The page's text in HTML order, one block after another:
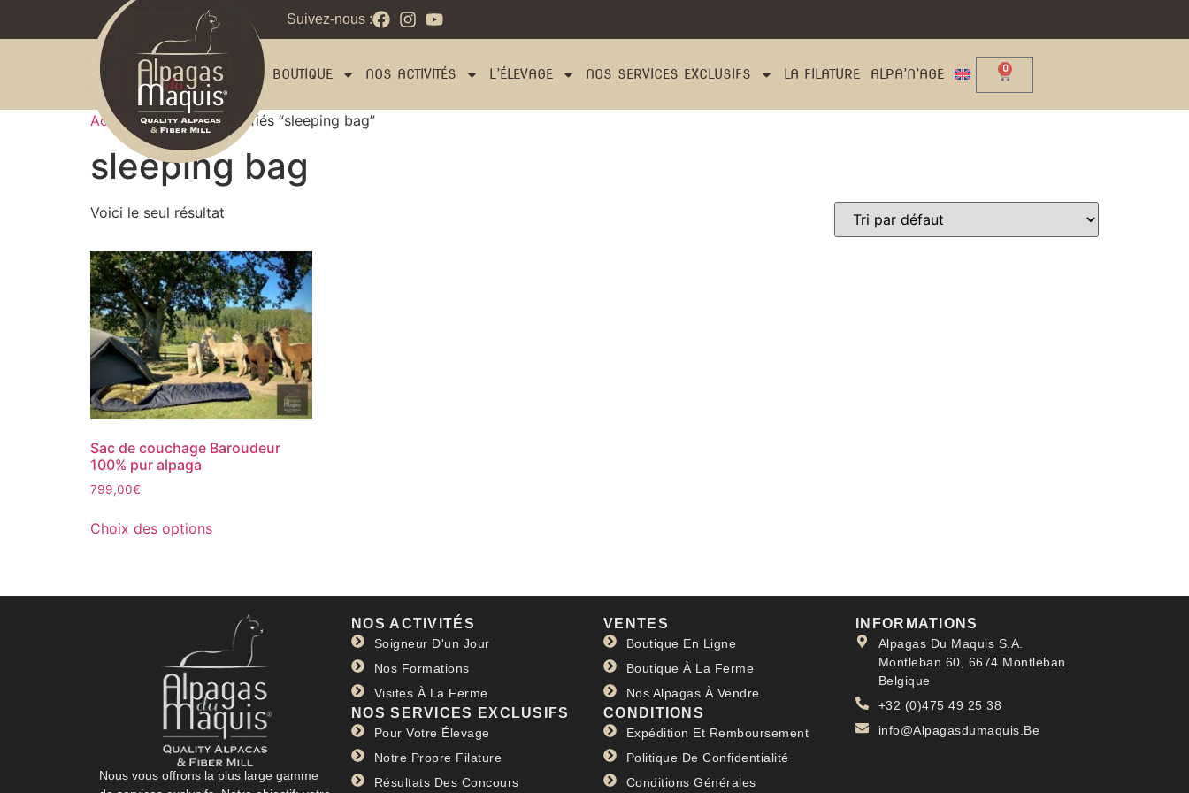
Suivez-nous :
BOUTIQUE NOS ACTIVITÉS L’ÉLEVAGE NOS SERVICES EXCLUSIFS LA FILATURE ALPA’N’AGE 0
Accueil / Produits identifiés “sleeping bag”
sleeping bag
Voici le seul résultat
Sac de couchage Baroudeur
100% pur alpaga
799,00€
Choix des options
Nous vous offrons la plus large gamme
NOS ACTIVITÉS
Soigneur D'un Jour
Nos Formations
Visites À La Ferme
NOS SERVICES EXCLUSIFS
Pour Votre Élevage
Notre Propre Filature
Résultats Des Concours
VENTES
Boutique En Ligne
Boutique À La Ferme
Nos Alpagas À Vendre
CONDITIONS
Expédition Et Remboursement
Politique De Confidentialité
Conditions Générales
INFORMATIONS
Alpagas Du Maquis S.A.
Montleban 60, 6674 Montleban
Belgique
+32 (0)475 49 25 38
info@Alpagasdumaquis.Be